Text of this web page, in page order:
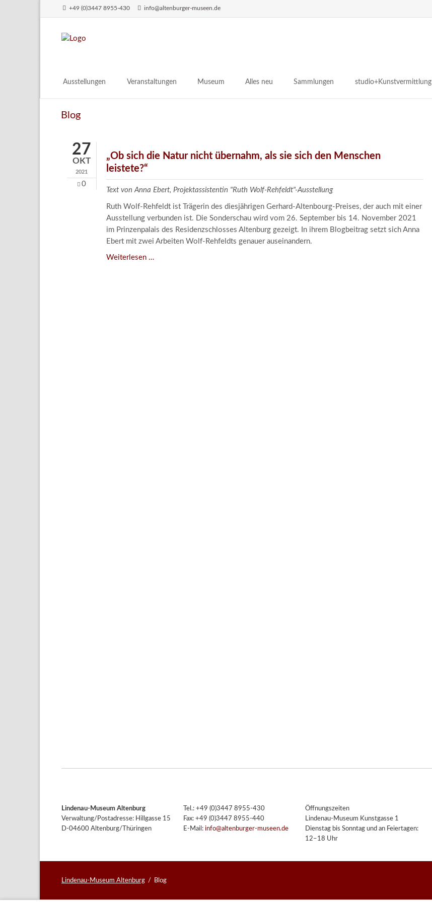
+49 (0)3447 8955-430 info@altenburger-museen.de
Ausstellungen
Aktuell
Veranstaltungen Museum
Digitales
Publikationen
Aktuelle Publikationen
Alles neu
Länderübergreifende kulturtouristische Ziele
Sammlungen
Malerei 17.–19. Jh.
Restaurierung
Forschung
studio+Kunstvermittlung
Angebote für Erwachsene
Blog
27
OKT
2021
0
„Ob sich die Natur nicht übernahm, als sie sich den Menschen
leistete?“
Text von Anna Ebert, Projektassistentin "Ruth Wolf-Rehfeldt"-Ausstellung
Ruth Wolf-Rehfeldt ist Trägerin des diesjährigen Gerhard-Altenbourg-Preises, der auch mit einer
Ausstellung verbunden ist. Die Sonderschau wird vom 26. September bis 14. November 2021
im Prinzenpalais des Residenzschlosses Altenburg gezeigt. In ihrem Blogbeitrag setzt sich Anna
Ebert mit zwei Arbeiten Wolf-Rehfeldts genauer auseinandern.
Weiterlesen …„Ob
Lindenau-Museum Altenburg
Verwaltung/Postadresse: Hillgasse 15
D-04600 Altenburg/Thüringen
Tel.: +49 (0)3447 8955-430
Fax: +49 (0)3447 8955-440
E-Mail: info@altenburger-museen.de
Öffnungszeiten
Lindenau-Museum Kunstgasse 1
Dienstag bis Sonntag und an Feiertagen:
12–18 Uhr
Lindenau-Museum Altenburg Blog